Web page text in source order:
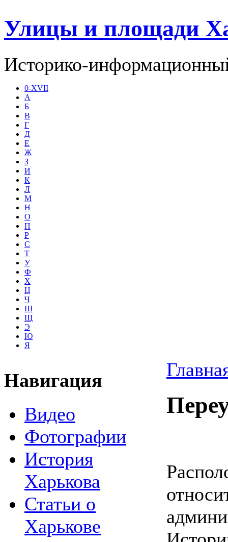
Улицы и площади
Историко-
0-XVII
А
Б
В
Г
Д
Е
Ж
З
И
К
Л
М
Н
О
П
Р
С
Т
У
Ф
Х
Ц
Ч
Ш
Щ
Э
Ю
Я
Навигация
Видео
Фотографии
История
Харькова
Статьи о
Харькове